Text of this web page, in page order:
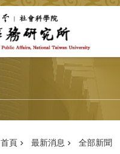
首頁 最新消息 全部新聞